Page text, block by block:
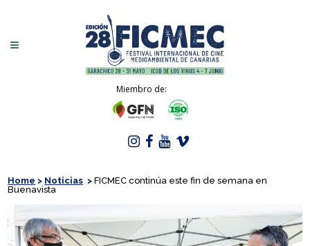
Miembro de:
Home > Noticias >FICMEC continúa este fin de semana en
Buenavista